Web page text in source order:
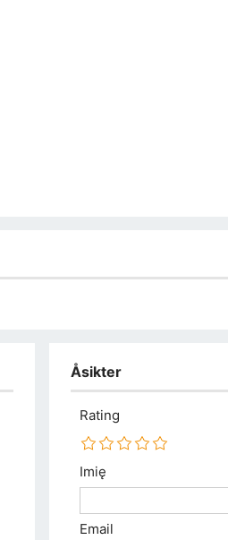
Åsikter
Rating
Imię
Email